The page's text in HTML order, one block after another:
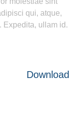
qui, atque,
Expedita, ullam id.
Download